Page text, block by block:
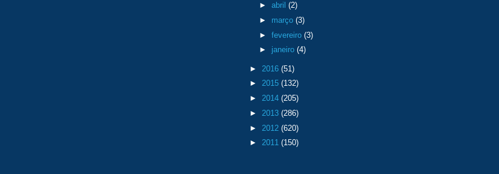
► abril (2)
► março (3)
► fevereiro (3)
► janeiro (4)
► 2016 (51)
► 2015 (132)
► 2014 (205)
► 2013 (286)
► 2012 (620)
► 2011 (150)